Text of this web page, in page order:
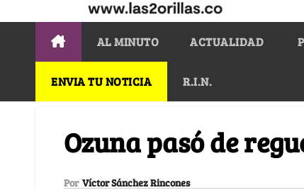
AL MINUTO ACTUALIDAD
ENVIA TU NOTICIA R.I.N.
Ozuna pasó de
Por Víctor Sánchez Rincones